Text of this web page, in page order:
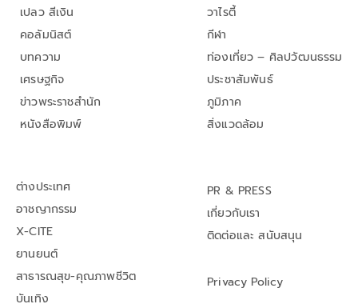
เปลว สีเงิน
คอลัมนิสต์
บทความ
เศรษฐกิจ
ข่าวพระราชสำนัก
หนังสือพิมพ์
วาไรตี้
กีฬา
ท่องเที่ยว – ศิลปวัฒนธรรม
ประชาสัมพันธ์
ภูมิภาค
สิ่งแวดล้อม
ต่างประเทศ
อาชญากรรม
X-CITE
ยานยนต์
สาธารณสุข-คุณภาพชีวิต
บันเทิง
PR & PRESS
เกี่ยวกับเรา
ติดต่อและ สนับสนุน
Privacy Policy